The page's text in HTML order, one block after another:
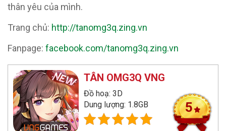
thân yêu của mình.
Trang chủ: http://tanomg3q.zing.vn
Fanpage: facebook.com/tanomg3q.zing.vn
TÂN OMG3Q VNG
Đồ hoạ: 3D
Dung lượng: 1.8GB
5